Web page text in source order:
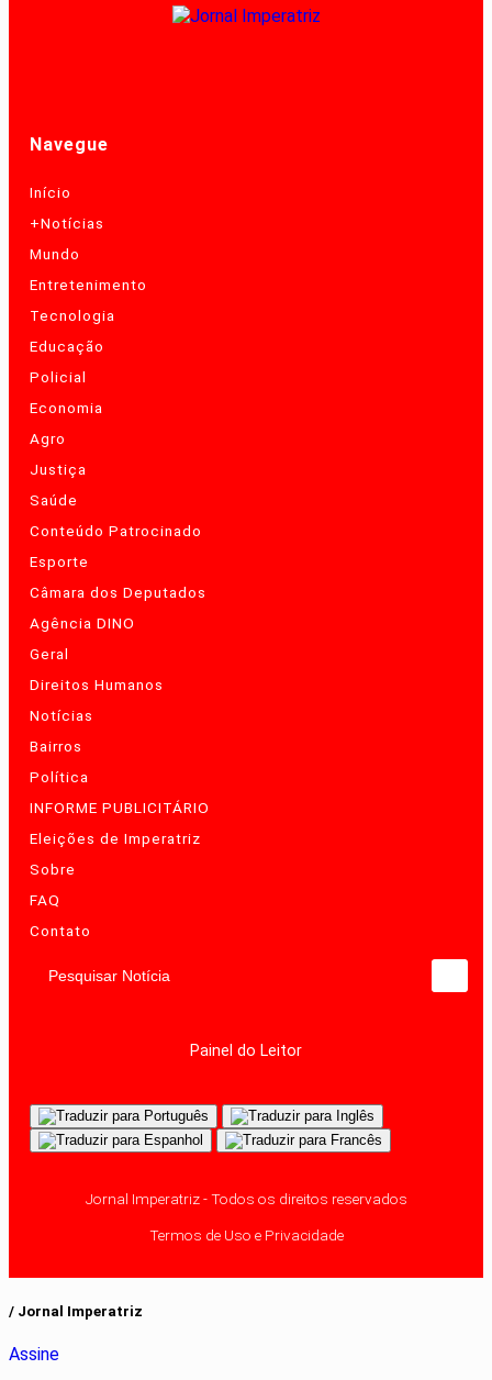
Navegue
Início
+Notícias
Mundo
Entretenimento
Tecnologia
Educação
Policial
Economia
Agro
Justiça
Saúde
Conteúdo Patrocinado
Esporte
Câmara dos Deputados
Agência DINO
Geral
Direitos Humanos
Notícias
Bairros
Política
INFORME PUBLICITÁRIO
Eleições de Imperatriz
Sobre
FAQ
Contato
Pesquisar Notícia
Painel do Leitor
Jornal Imperatriz - Todos os direitos reservados
Termos de Uso e Privacidade
/ Jornal Imperatriz
Assine